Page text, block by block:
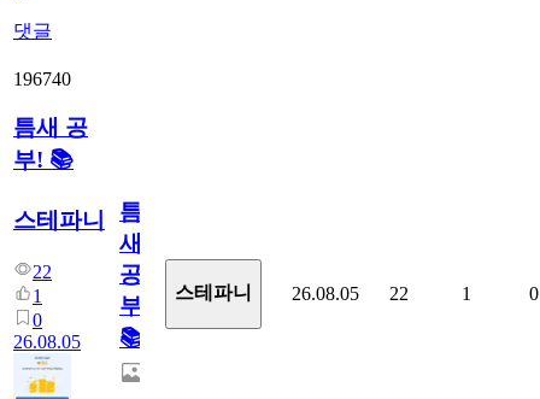
댓글
196740
틈새 공
부! 📚
스테파니
22
1
0
26.08.05
틈
새
공
부!
📚
스테파니 26.08.05 22 1 0